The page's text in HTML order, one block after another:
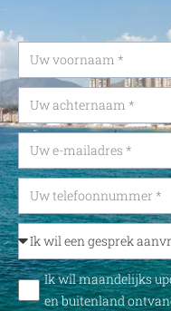
Ik wil maandelijks
en buitenland